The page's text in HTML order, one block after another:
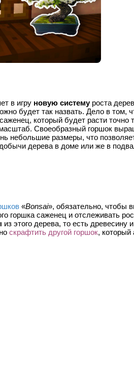
в игру новую системуроста
будет так назвать. Дело в том,
который будет расти точно
Своеобразный горшок
небольшие размеры, что
дерева в доме или же в
«Bonsai», обязательно, чтобы
горшка саженец и отслеживать
из этого дерева, то есть древесину
скрафтить другой горшок, который